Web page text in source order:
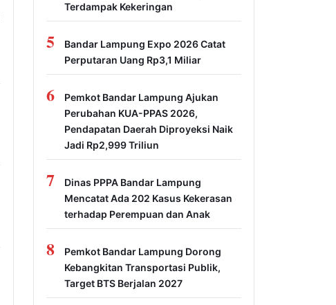
Terdampak Kekeringan
5
Bandar Lampung Expo 2026 Catat
Perputaran Uang Rp3,1 Miliar
6
Pemkot Bandar Lampung Ajukan
Perubahan KUA-PPAS 2026,
Pendapatan Daerah Diproyeksi Naik
Jadi Rp2,999 Triliun
7
Dinas PPPA Bandar Lampung
Mencatat Ada 202 Kasus Kekerasan
terhadap Perempuan dan Anak
8
Pemkot Bandar Lampung Dorong
Kebangkitan Transportasi Publik,
Target BTS Berjalan 2027